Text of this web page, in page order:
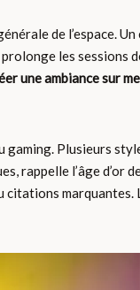
de l’espace.
les sessions
une ambiance sur
Plusieurs
rappelle l’âge d’or
marquantes.